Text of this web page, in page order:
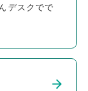
デスクでで